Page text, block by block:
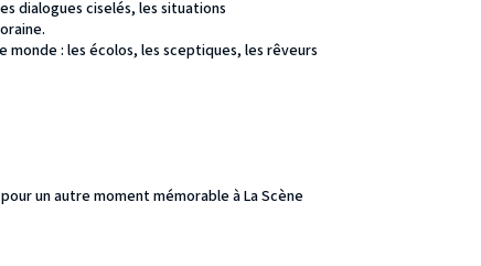
dialogues ciselés, les situations
monde : les écolos, les sceptiques, les rêveurs
un autre moment mémorable à La Scène